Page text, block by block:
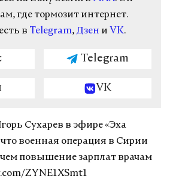
где тормозит интернет.
в Telegram, Дзен и VK.
Telegram
VK
Сухарев в эфире «Эха
военная операция в Сирии
повышение зарплат врачам
ZYNE1XSmt1